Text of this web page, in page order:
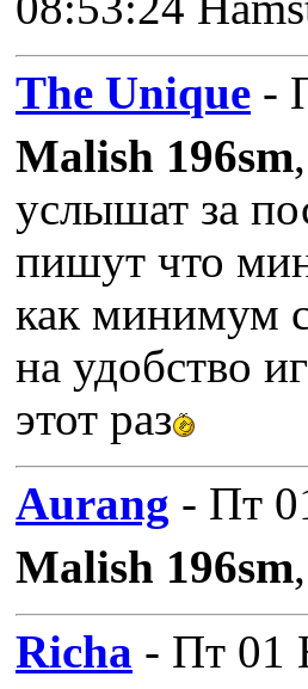
The Unique -
Malish 196sm,
услышат за
пишут что
как минимум
на удобство
этот раз
Aurang - Пт
Malish 196sm,
Richa - Пт 01